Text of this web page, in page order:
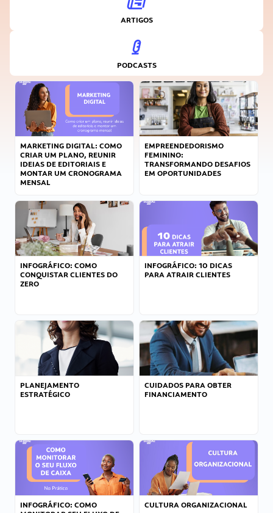
ARTIGOS
PODCASTS
MARKETING DIGITAL: COMO
CRIAR UM PLANO, REUNIR
IDEIAS DE EDITORIAIS E
MONTAR UM CRONOGRAMA
MENSAL
EMPREENDEDORISMO
FEMININO:
TRANSFORMANDO DESAFIOS
EM OPORTUNIDADES
INFOGRÁFICO: COMO
CONQUISTAR CLIENTES DO
ZERO
INFOGRÁFICO: 10 DICAS
PARA ATRAIR CLIENTES
PLANEJAMENTO
ESTRATÉGICO
CUIDADOS PARA OBTER
FINANCIAMENTO
INFOGRÁFICO: COMO
CULTURA ORGANIZACIONAL